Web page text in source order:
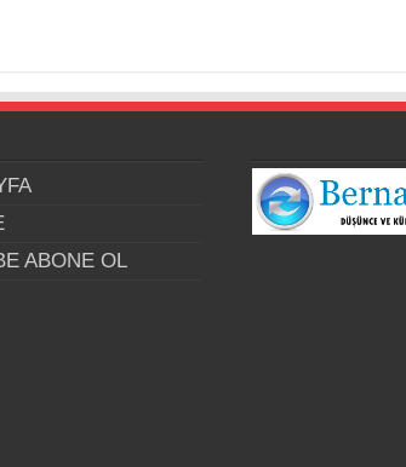
ABONE OL